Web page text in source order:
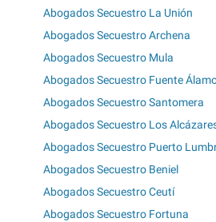
Abogados Secuestro La Unión
Abogados Secuestro Archena
Abogados Secuestro Mula
Abogados Secuestro Fuente
Abogados Secuestro Santomera
Abogados Secuestro Los
Abogados Secuestro Puerto
Abogados Secuestro Beniel
Abogados Secuestro Ceutí
Abogados Secuestro Fortuna